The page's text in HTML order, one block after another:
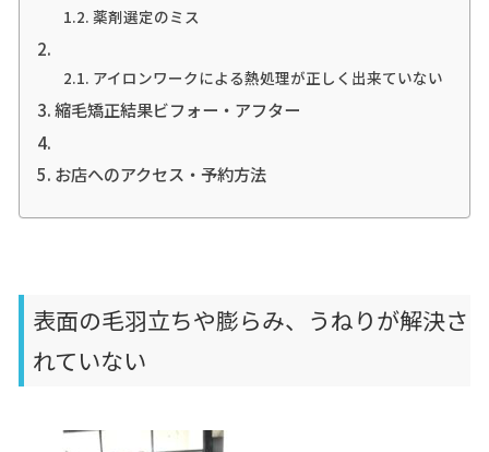
薬剤選定のミス
アイロンワークによる熱処理が正しく出来ていない
縮毛矯正結果ビフォー・アフター
お店へのアクセス・予約方法
表面の毛羽立ちや膨らみ、うねりが解決さ
れていない